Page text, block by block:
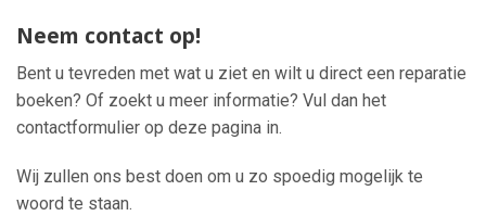
Neem contact op!
Bent u tevreden met wat u ziet en wilt u direct een reparatie
boeken? Of zoekt u meer informatie? Vul dan het
contactformulier op deze pagina in.
Wij zullen ons best doen om u zo spoedig mogelijk te
woord te staan.